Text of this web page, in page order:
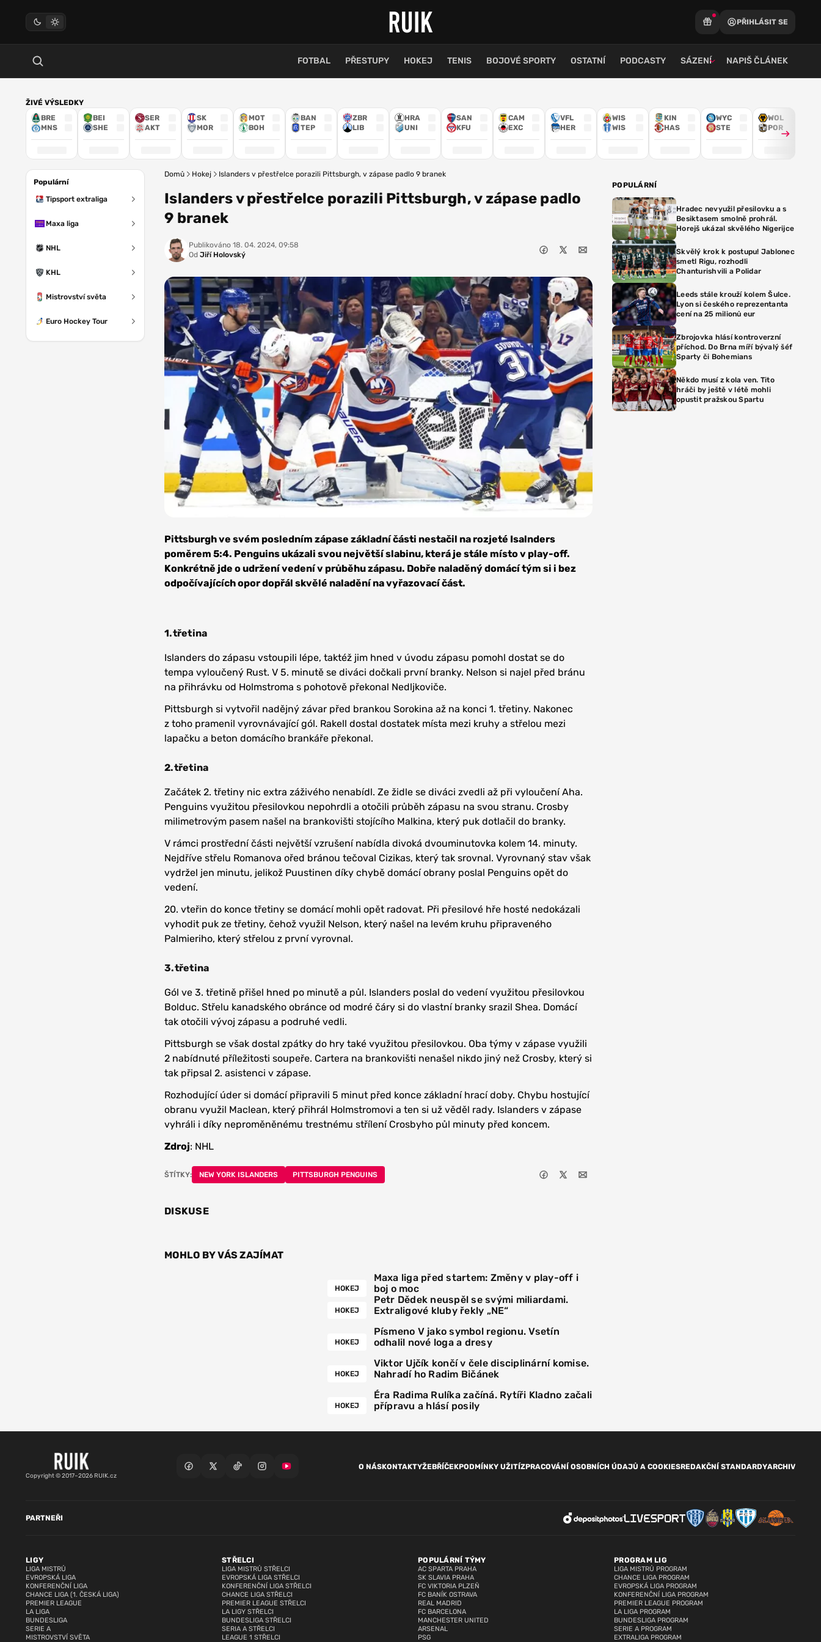
PŘIHLÁSIT SE
FOTBAL PŘESTUPY HOKEJ TENIS BOJOVÉ SPORTY OSTATNÍ PODCASTY SÁZENÍ NAPIŠ ČLÁNEK
ŽIVÉ VÝSLEDKY
BRE
MNS
BEI
SHE
SER
AKT
SK
MOR
MOT
BOH
BAN
TEP
ZBR
LIB
HRA
UNI
SAN
KFU
CAM
EXC
VFL
HER
WIS
WIS
KIN
HAS
WYC
STE
WOL
POR
Populární
Tipsport extraliga
Maxa liga
NHL
KHL
Mistrovství světa
Euro Hockey Tour
Domů Hokej Islanders v přestřelce porazili Pittsburgh, v zápase padlo 9 branek
Islanders v přestřelce porazili Pittsburgh, v zápase padlo
9 branek
Publikováno 18. 04. 2024, 09:58
Od Jiří Holovský
Minnesota
Wild
Pittsburgh ve svém posledním zápase základní části nestačil na rozjeté Isalnders
poměrem 5:4. Penguins ukázali svou největší slabinu, která je stále místo v play-off.
Konkrétně jde o udržení vedení v průběhu zápasu. Dobře naladěný domácí tým si i bez
odpočívajících opor dopřál skvělé naladění na vyřazovací část.
1.třetina
Islanders do zápasu vstoupili lépe, taktéž jim hned v úvodu zápasu pomohl dostat se do
tempa vyloučený Rust. V 5. minutě se diváci dočkali první branky. Nelson si najel před bránu
na přihrávku od Holmstroma s pohotově překonal Nedljkoviče.
Pittsburgh si vytvořil nadějný závar před brankou Sorokina až na konci 1. třetiny. Nakonec
z toho pramenil vyrovnávající gól. Rakell dostal dostatek místa mezi kruhy a střelou mezi
lapačku a beton domácího brankáře překonal.
2.třetina
Začátek 2. třetiny nic extra záživého nenabídl. Ze židle se diváci zvedli až při vyloučení Aha.
Penguins využitou přesilovkou nepohrdli a otočili průběh zápasu na svou stranu. Crosby
milimetrovým pasem našel na brankovišti stojícího Malkina, který puk dotlačil do branky.
V rámci prostřední části největší vzrušení nabídla divoká dvouminutovka kolem 14. minuty.
Nejdříve střelu Romanova ořed bránou tečoval Cizikas, který tak srovnal. Vyrovnaný stav však
vydržel jen minutu, jelikož Puustinen díky chybě domácí obrany poslal Penguins opět do
vedení.
20. vteřin do konce třetiny se domácí mohli opět radovat. Při přesilové hře hosté nedokázali
vyhodit puk ze třetiny, čehož využil Nelson, který našel na levém kruhu připraveného
Palmieriho, který střelou z první vyrovnal.
3.třetina
Gól ve 3. třetině přišel hned po minutě a půl. Islanders poslal do vedení využitou přesilovkou
Bolduc. Střelu kanadského obránce od modré čáry si do vlastní branky srazil Shea. Domácí
tak otočili vývoj zápasu a podruhé vedli.
Pittsburgh se však dostal zpátky do hry také využitou přesilovkou. Oba týmy v zápase využili
2 nabídnuté příležitosti soupeře. Cartera na brankovišti nenašel nikdo jiný než Crosby, který si
tak připsal 2. asistenci v zápase.
Rozhodující úder si domácí připravili 5 minut před konce základní hrací doby. Chybu hostující
obranu využil Maclean, který přihrál Holmstromovi a ten si už věděl rady. Islanders v zápase
vyhráli i díky neproměněnému trestnému střílení Crosbyho půl minuty před koncem.
Zdroj: NHL
ŠTÍTKY: NEW YORK ISLANDERS PITTSBURGH PENGUINS
DISKUSE
MOHLO BY VÁS ZAJÍMAT
HOKEJ
Maxa liga před startem: Změny v play-off i
boj o moc
HOKEJ
Petr Dědek neuspěl se svými miliardami.
Extraligové kluby řekly „NE“
HOKEJ
Písmeno V jako symbol regionu. Vsetín
odhalil nové loga a dresy
HOKEJ
Viktor Ujčík končí v čele disciplinární komise.
Nahradí ho Radim Bičánek
HOKEJ
Éra Radima Rulíka začíná. Rytíři Kladno začali
přípravu a hlásí posily
POPULÁRNÍ
Hradec nevyužil přesilovku a s
Besiktasem smolně prohrál.
Horejš ukázal skvělého Nigerijce
Skvělý krok k postupu! Jablonec
smetl Rigu, rozhodli
Chanturishvili a Polidar
Leeds stále krouží kolem Šulce.
Lyon si českého reprezentanta
cení na 25 milionů eur
Zbrojovka hlásí kontroverzní
příchod. Do Brna míří bývalý šéf
Sparty či Bohemians
Někdo musí z kola ven. Tito
hráči by ještě v létě mohli
opustit pražskou Spartu
Copyright © 2017–2026 RUIK.cz
O NÁSKONTAKTYŽEBŘÍČEKPODMÍNKY UŽITÍZPRACOVÁNÍ OSOBNÍCH ÚDAJŮ A COOKIESREDAKČNÍ STANDARDYARCHIV
LIGY
LIGA MISTRŮ
EVROPSKÁ LIGA
KONFERENČNÍ LIGA
CHANCE LIGA (1. ČESKÁ LIGA)
PREMIER LEAGUE
LA LIGA
BUNDESLIGA
SERIE A
MISTROVSTVÍ SVĚTA
STŘELCI
LIGA MISTRŮ STŘELCI
EVROPSKÁ LIGA STŘELCI
KONFERENČNÍ LIGA STŘELCI
CHANCE LIGA STŘELCI
PREMIER LEAGUE STŘELCI
LA LIGY STŘELCI
BUNDESLIGA STŘELCI
SERIA A STŘELCI
LEAGUE 1 STŘELCI
POPULÁRNÍ TÝMY
AC SPARTA PRAHA
SK SLAVIA PRAHA
FC VIKTORIA PLZEŇ
FC BANÍK OSTRAVA
REAL MADRID
FC BARCELONA
MANCHESTER UNITED
ARSENAL
PSG
PROGRAM LIG
LIGA MISTRŮ PROGRAM
CHANCE LIGA PROGRAM
EVROPSKÁ LIGA PROGRAM
KONFERENČNÍ LIGA PROGRAM
PREMIER LEAGUE PROGRAM
LA LIGA PROGRAM
BUNDESLIGA PROGRAM
SERIE A PROGRAM
EXTRALIGA PROGRAM
PARTNEŘI